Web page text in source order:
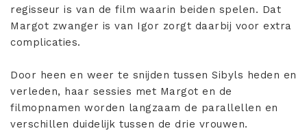
regisseur is van de film waarin beiden spelen. Dat
Margot zwanger is van Igor zorgt daarbij voor extra
complicaties.
Door heen en weer te snijden tussen Sibyls heden en
verleden, haar sessies met Margot en de
filmopnamen worden langzaam de parallellen en
verschillen duidelijk tussen de drie vrouwen.